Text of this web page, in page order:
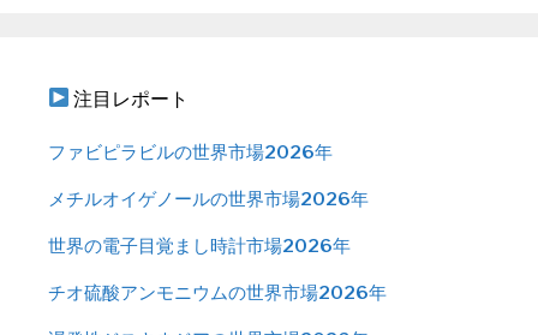
注目レポート
ファビピラビルの世界市場2026年
メチルオイゲノールの世界市場2026年
世界の電子目覚まし時計市場2026年
チオ硫酸アンモニウムの世界市場2026年